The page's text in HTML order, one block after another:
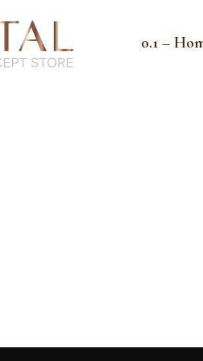
0.1 –